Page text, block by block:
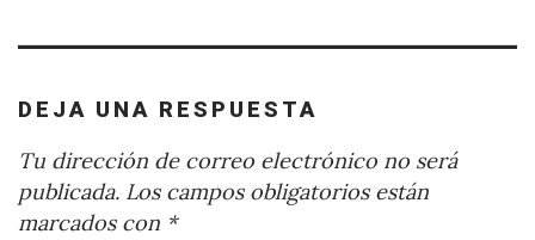
DEJA UNA RESPUESTA
Tu dirección de correo electrónico no será
publicada. Los campos obligatorios están
marcados con *